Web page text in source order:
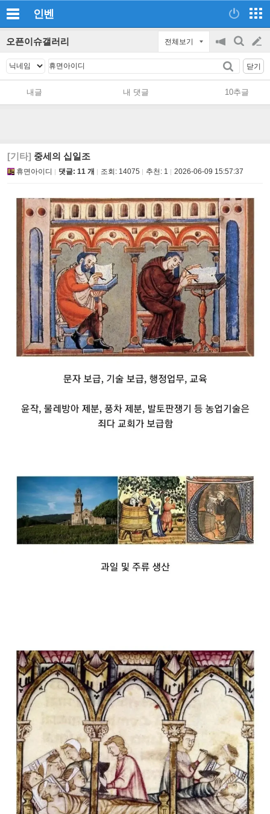
인벤
오픈이슈갤러리 전체보기
공
지
on/off
검
글
쓰
닫기
내글 내 댓글 10추글
[기타] 중세의 십일조
휴면아이디 댓글: 11 개 조회: 14075 추천: 1 2026-06-09 15:57:37